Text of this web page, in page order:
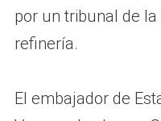
por un tribunal de
refinería.
El embajador de